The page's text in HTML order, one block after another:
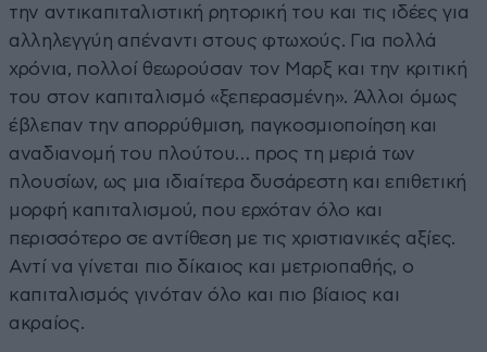
την αντικαπιταλιστική ρητορική του και τις ιδέες για
αλληλεγγύη απέναντι στους φτωχούς. Για πολλά
χρόνια, πολλοί θεωρούσαν τον Μαρξ και την κριτική
του στον καπιταλισμό «ξεπερασμένη». Άλλοι όμως
έβλεπαν την απορρύθμιση, παγκοσμιοποίηση και
αναδιανομή του πλούτου… προς τη μεριά των
πλουσίων, ως μια ιδιαίτερα δυσάρεστη και επιθετική
μορφή καπιταλισμού, που ερχόταν όλο και
περισσότερο σε αντίθεση με τις χριστιανικές αξίες.
Αντί να γίνεται πιο δίκαιος και μετριοπαθής, ο
καπιταλισμός γινόταν όλο και πιο βίαιος και
ακραίος.